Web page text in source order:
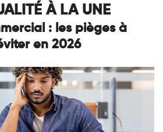
À LA UNE
: les pièges à
en 2026